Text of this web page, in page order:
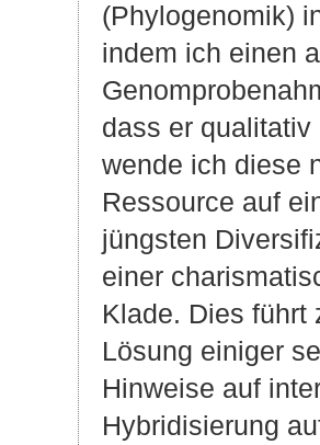
(Phylogenomik)
indem ich einen
dass er
wende ich diese
Ressource auf
jüngsten
einer
Klade. Dies führt
Lösung einiger
Hinweise auf
Hybridisierung